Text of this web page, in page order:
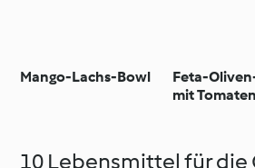
Mango-Lachs-Bowl
Feta-
mit
10 Lebensmittel für die